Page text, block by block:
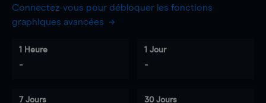
Connectez-vous pour débloquer les fonctions
graphiques avancées
1 Heure
-
1 Jour
-
7 Jours 30 Jours